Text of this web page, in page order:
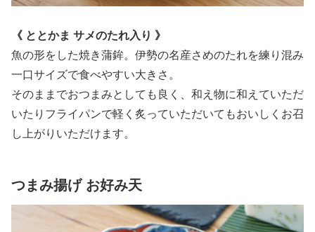
《 ととかま サメのたれ入り 》
魚の形をした焼き蒲鉾。伊勢の名産さめのたれを練り混み
一口サイズで食べやすい大きさ。
そのままでおつまみとしても良く、和え物に和えていただ
いたりフライパンで軽く炙っていただいてもおいしくお召
し上がりいただけます。
つまみ揚げ お好み天